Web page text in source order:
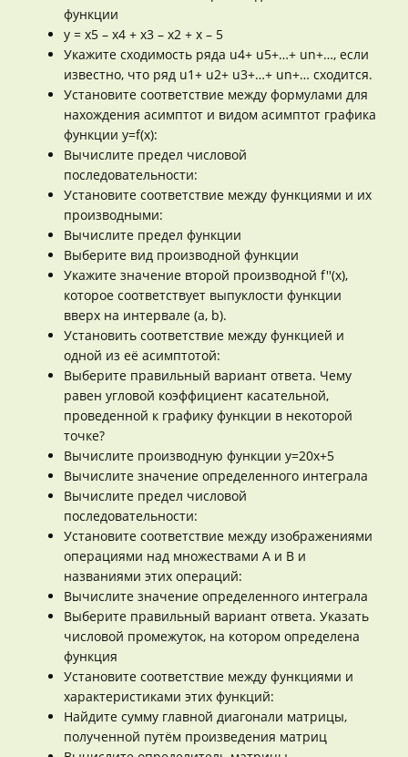
функции
y = x5 – x4 + x3 – x2 + x – 5
Укажите сходимость ряда u4+ u5+…+ un+…, если
известно, что ряд u1+ u2+ u3+…+ un+… сходится.
Установите соответствие между формулами для
нахождения асимптот и видом асимптот графика
функции y=f(x):
Вычислите предел числовой
последовательности:
Установите соответствие между функциями и их
производными:
Вычислите предел функции
Выберите вид производной функции
Укажите значение второй производной f''(x),
которое соответствует выпуклости функции
вверх на интервале (a, b).
Установить соответствие между функцией и
одной из её асимптотой:
Выберите правильный вариант ответа. Чему
равен угловой коэффициент касательной,
проведенной к графику функции в некоторой
точке?
Вычислите производную функции y=20x+5
Вычислите значение определенного интеграла
Вычислите предел числовой
последовательности:
Установите соответствие между изображениями
операциями над множествами A и B и
названиями этих операций:
Вычислите значение определенного интеграла
Выберите правильный вариант ответа. Указать
числовой промежуток, на котором определена
функция
Установите соответствие между функциями и
характеристиками этих функций:
Найдите сумму главной диагонали матрицы,
полученной путём произведения матриц